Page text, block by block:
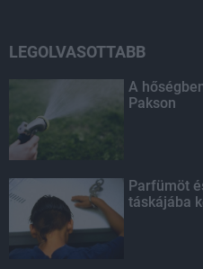
LEGOLVASOTTABB
A
Pakson
Parfümöt
táskájába